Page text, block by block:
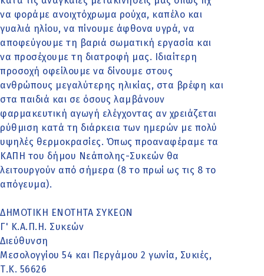
να φοράμε ανοιχτόχρωμα ρούχα, καπέλο και
γυαλιά ηλίου, να πίνουμε άφθονα υγρά, να
αποφεύγουμε τη βαριά σωματική εργασία και
να προσέχουμε τη διατροφή μας. Ιδιαίτερη
προσοχή οφείλουμε να δίνουμε στους
ανθρώπους μεγαλύτερης ηλικίας, στα βρέφη και
στα παιδιά και σε όσους λαμβάνουν
φαρμακευτική αγωγή ελέγχοντας αν χρειάζεται
ρύθμιση κατά τη διάρκεια των ημερών με πολύ
υψηλές θερμοκρασίες. Όπως προαναφέραμε τα
ΚΑΠΗ του δήμου Νεάπολης-Συκεών θα
λειτουργούν από σήμερα (8 το πρωί ως τις 8 το
απόγευμα).
ΔΗΜΟΤΙΚΗ ΕΝΟΤΗΤΑ ΣΥΚΕΩΝ
Γ' Κ.Α.Π.Η. Συκεών
Διεύθυνση
Μεσολογγίου 54 και Περγάμου 2 γωνία, Συκιές,
Τ.Κ. 56626